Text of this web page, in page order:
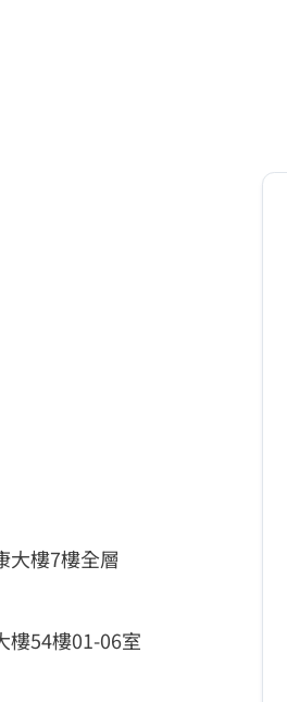
大樓7樓全層
樓54樓01-06室